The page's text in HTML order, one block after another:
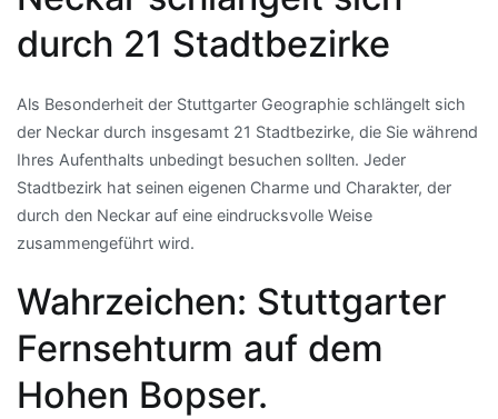
durch 21 Stadtbezirke
Als Besonderheit der Stuttgarter Geographie schlängelt sich
der Neckar durch insgesamt 21 Stadtbezirke, die Sie während
Ihres Aufenthalts unbedingt besuchen sollten. Jeder
Stadtbezirk hat seinen eigenen Charme und Charakter, der
durch den Neckar auf eine eindrucksvolle Weise
zusammengeführt wird.
Wahrzeichen: Stuttgarter
Fernsehturm auf dem
Hohen Bopser.